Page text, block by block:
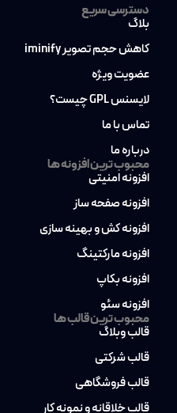
دسترسی سریع
بلاگ
کاهش حجم تصویر iminify
عضویت ویژه
لایسنس GPL چیست؟
تماس با ما
درباره ما
محبوب ترین افزونه ها
افزونه امنیتی
افزونه صفحه ساز
افزونه کش و بهینه سازی
افزونه مارکتینگ
افزونه بکاپ
افزونه سئو
محبوب ترین قالب ها
قالب وبلاگ
قالب شرکتی
قالب فروشگاهی
قالب خلاقانه و نمونه کار